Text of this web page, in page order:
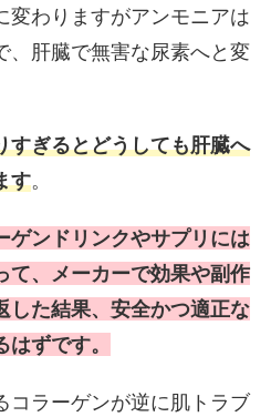
変わりますがアンモニアは
、肝臓で無害な尿素へと変
すぎるとどうしても肝臓へ
す。
ゲンドリンクやサプリには
て、メーカーで効果や副作
した結果、安全かつ適正な
ずです。
コラーゲンが逆に肌トラブ